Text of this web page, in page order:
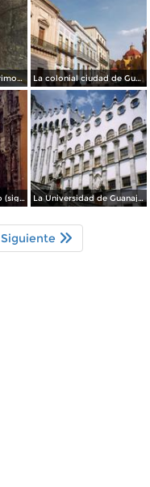
Tuneles de la cd. patrimonio cultural de la humanidad. Noviembre/2012 La colonial ciudad de Guanajuato. Noviembre/2012
Templo de San Diego (siglo XVIII) y teatro Juárez. Guanajuato. 2003 La Universidad de Guanajuato. 2003
Siguiente